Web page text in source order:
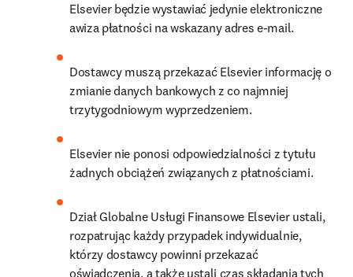
Elsevier będzie wystawiać jedynie elektroniczne
awiza płatności na wskazany adres e-mail.
Dostawcy muszą przekazać Elsevier informację o
zmianie danych bankowych z co najmniej
trzytygodniowym wyprzedzeniem.
Elsevier nie ponosi odpowiedzialności z tytułu
żadnych obciążeń związanych z płatnościami.
Dział Globalne Usługi Finansowe Elsevier ustali,
rozpatrując każdy przypadek indywidualnie,
którzy dostawcy powinni przekazać
oświadczenia, a także ustali czas składania tych